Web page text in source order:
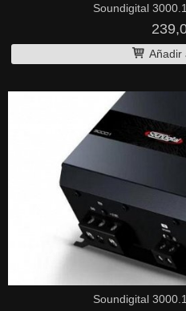
Soundigital
Añadir
Soundigital